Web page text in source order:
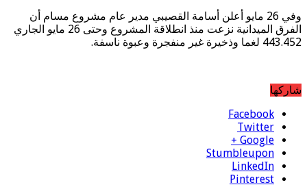
وفي 26 مايو أعلن أسامة القصيبي مدير عام مشروع مسام أن
الفرق الميدانية نزعت منذ انطلاقة المشروع وحتى 26 مايو الجاري
443.452 لغما وذخيرة غير منفجرة وعبوة ناسفة.
شاركها
Facebook
Twitter
Google +
Stumbleupon
LinkedIn
Pinterest